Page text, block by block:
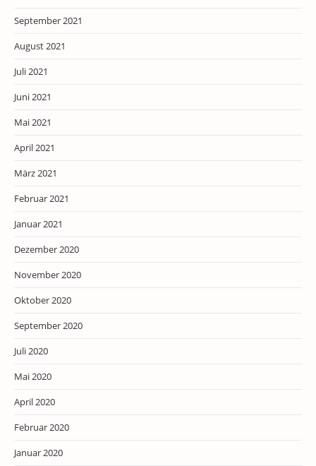
September 2021
August 2021
Juli 2021
Juni 2021
Mai 2021
April 2021
März 2021
Februar 2021
Januar 2021
Dezember 2020
November 2020
Oktober 2020
September 2020
Juli 2020
Mai 2020
April 2020
Februar 2020
Januar 2020